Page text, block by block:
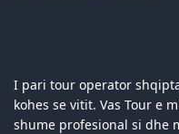
I pari tour operator
kohes se vitit. Vas Tour e
shume profesional si dhe